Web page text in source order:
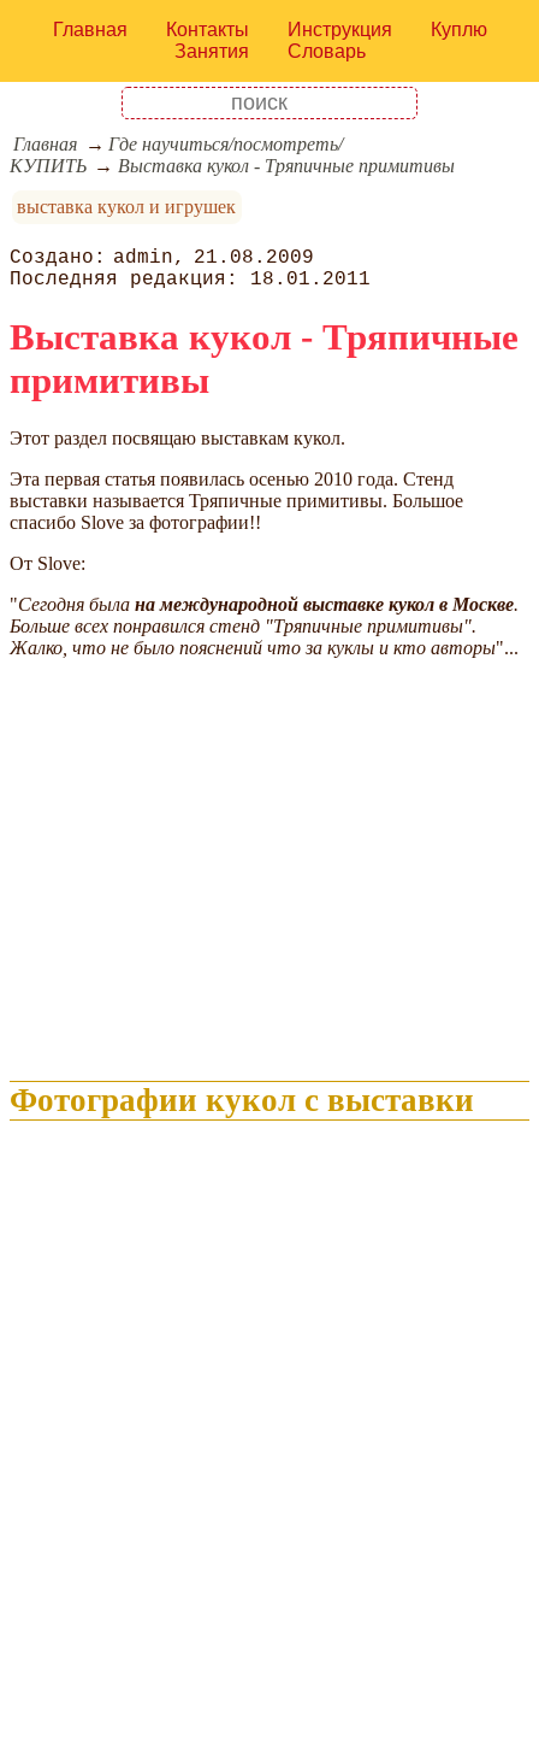
Главная Контакты Инструкция
Куплю
Занятия
Словарь
Главная
Где научиться/посмотреть/
КУПИТЬ
Выставка кукол - Тряпичные примитивы
выставка кукол и игрушек
admin
21.08.2009
18.01.2011
Выставка кукол - Тряпичные
примитивы
Этот раздел посвящаю выставкам кукол.
Эта первая статья появилась осенью 2010 года. Стенд
выставки называется Тряпичные примитивы. Большое
спасибо Slove за фотографии!!
От Slove:
"Сегодня была на международной выставке кукол в Москве.
Больше всех понравился стенд "Тряпичные примитивы".
Жалко, что не было пояснений что за куклы и кто авторы"...
Фотографии кукол с выставки